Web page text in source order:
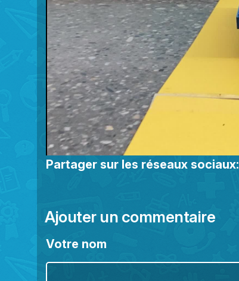
Partager sur les réseaux sociaux:
Ajouter un commentaire
Votre nom